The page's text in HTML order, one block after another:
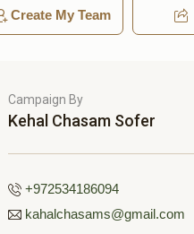
Create My Team
Campaign By
Kehal Chasam Sofer
+972534186094
kahalchasams@gmail.com